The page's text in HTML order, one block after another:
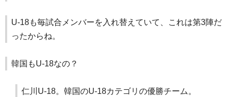
U-18も毎試合メンバーを入れ替えていて、これは第3陣だ
ったからね。
韓国もU-18なの？
仁川U-18。韓国のU-18カテゴリの優勝チーム。